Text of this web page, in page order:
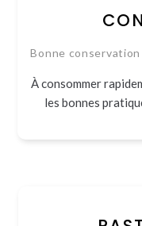
Bonne
À consommer
les bonnes